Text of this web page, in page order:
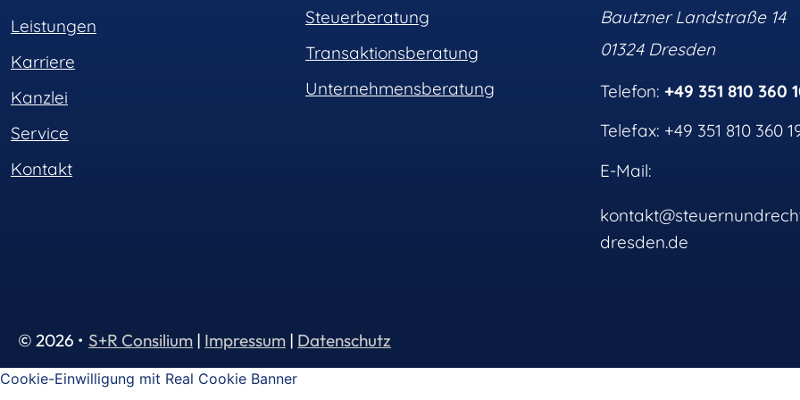
Leistungen
Karriere
Kanzlei
Service
Kontakt
Steuerberatung
Transaktionsberatung
Unternehmensberatung
Bautzner Landstraße 14
01324 Dresden
Telefon: +49 351 810 360
Telefax: +49 351 810 360
E-Mail:
dresden.de
© 2026 • S+R Consilium | Impressum | Datenschutz
Cookie-Einwilligung mit Real Cookie Banner